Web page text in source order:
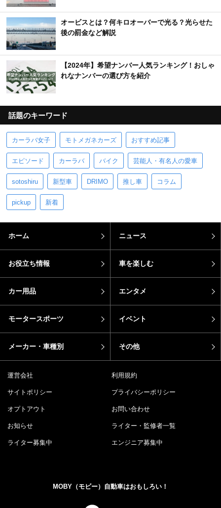
オービスとは？何キロオーバーで光る？光らせた
後の罰金など解説
【2024年】希望ナンバー人気ランキング！おしゃ
れなナンバーの選び方を紹介
話題のキーワード
カーラバ女子 モトメガネカーズ おすすめ記事
エピソード カーラバ バイク 芸能人・有名人の愛車
sotoshiru 新型車 DRIMO 推し車 コラム
pickup 新着
ホーム ニュース
お役立ち情報 車を楽しむ
カー用品 エンタメ
モータースポーツ イベント
メーカー・車種別 その他
運営会社 利用規約
サイトポリシー プライバシーポリシー
オプトアウト お問い合わせ
お知らせ ライター・監修者一覧
ライター募集中 エンジニア募集中
MOBY（モビー）自動車はおもしろい！